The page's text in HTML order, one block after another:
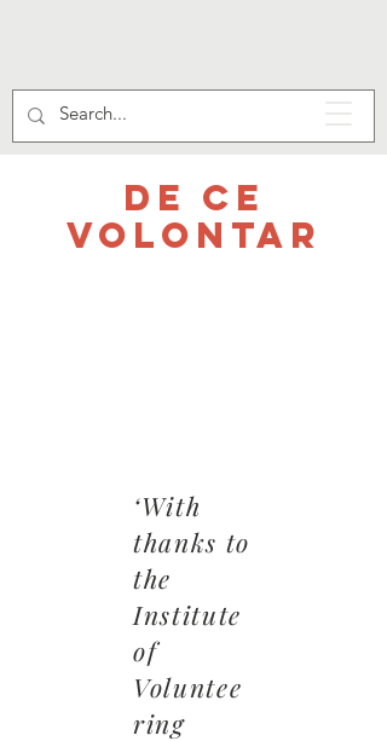
DE CE
VOLONTAR
‘With
thanks to
the
Institute
of
Voluntee
ring